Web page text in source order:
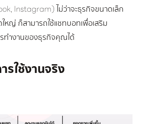
Instagram) ไม่ว่าจะธุรกิจขนาดเล็ก
หญ่ ก็สามารถใช้แชทบอทเพื่อเสริม
ทำงานของธุรกิจคุณได้
รใช้งานจริง